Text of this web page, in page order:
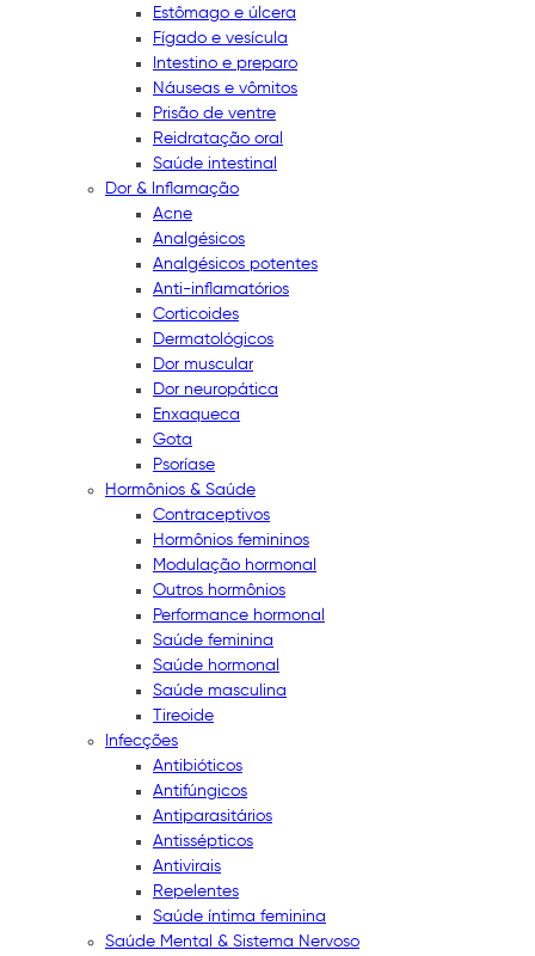
Estômago e úlcera
Fígado e vesícula
Intestino e preparo
Náuseas e vômitos
Prisão de ventre
Reidratação oral
Saúde intestinal
Dor & Inflamação
Acne
Analgésicos
Analgésicos potentes
Anti-inflamatórios
Corticoides
Dermatológicos
Dor muscular
Dor neuropática
Enxaqueca
Gota
Psoríase
Hormônios & Saúde
Contraceptivos
Hormônios femininos
Modulação hormonal
Outros hormônios
Performance hormonal
Saúde feminina
Saúde hormonal
Saúde masculina
Tireoide
Infecções
Antibióticos
Antifúngicos
Antiparasitários
Antissépticos
Antivirais
Repelentes
Saúde íntima feminina
Saúde Mental & Sistema Nervoso